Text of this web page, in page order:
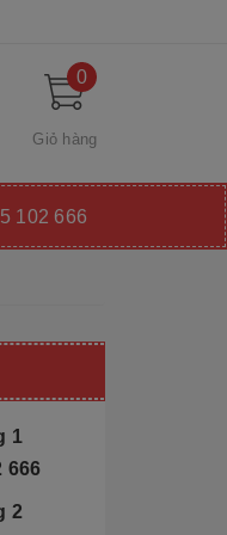
0
Giỏ hàng
102 666
1
666
2